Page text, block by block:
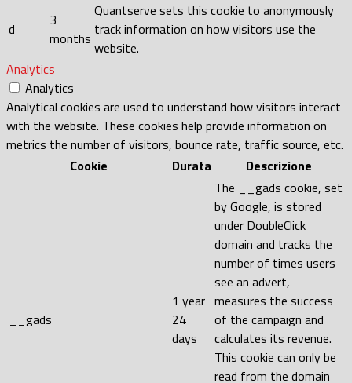
d
3
months
Quantserve sets this cookie to anonymously
track information on how visitors use the
website.
Analytics
Analytics
Analytical cookies are used to understand how visitors interact
with the website. These cookies help provide information on
metrics the number of visitors, bounce rate, traffic source, etc.
Cookie
Durata Descrizione
__gads
1 year
24
days
The __gads cookie, set
by Google, is stored
under DoubleClick
domain and tracks the
number of times users
see an advert,
measures the success
of the campaign and
calculates its revenue.
This cookie can only be
read from the domain